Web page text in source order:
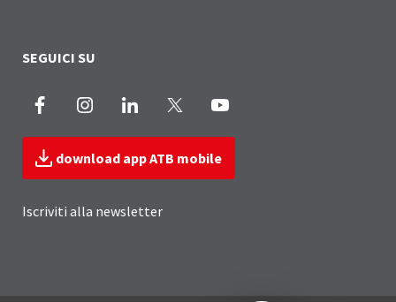
SEGUICI SU
Facebook InstagramLinkedIn
download app ATB mobile
Iscriviti alla newsletter